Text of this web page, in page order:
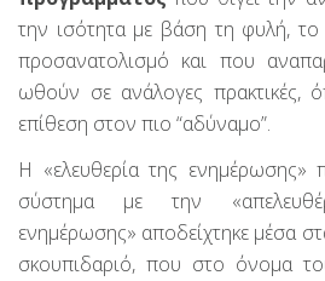
την ισότητα με βάση τη φυλή,
προσανατολισμό και που
ωθούν σε ανάλογες πρακτικές,
επίθεση στον πιο “αδύναμο”.
Η «ελευθερία της ενημέρωσης»
σύστημα με την
ενημέρωσης» αποδείχτηκε μέσα
σκουπιδαριό, που στο όνομα